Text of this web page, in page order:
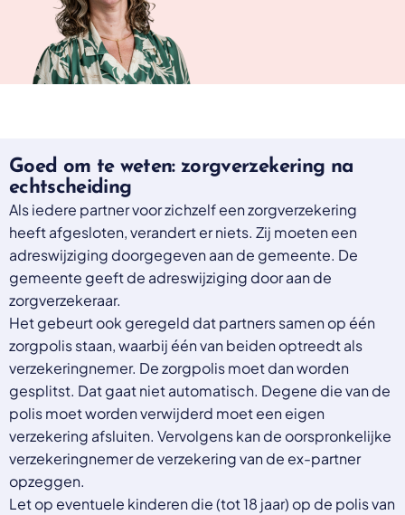
Goed om te weten: zorgverzekering na
echtscheiding
Als iedere partner voor zichzelf een zorgverzekering
heeft afgesloten, verandert er niets. Zij moeten een
adreswijziging doorgegeven aan de gemeente. De
gemeente geeft de adreswijziging door aan de
zorgverzekeraar.
Het gebeurt ook geregeld dat partners samen op één
zorgpolis staan, waarbij één van beiden optreedt als
verzekeringnemer. De zorgpolis moet dan worden
gesplitst. Dat gaat niet automatisch. Degene die van de
polis moet worden verwijderd moet een eigen
verzekering afsluiten. Vervolgens kan de oorspronkelijke
verzekeringnemer de verzekering van de ex-partner
opzeggen.
Let op eventuele kinderen die (tot 18 jaar) op de polis van